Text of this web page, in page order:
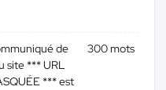
de
site *** URL
*** est
300 mots